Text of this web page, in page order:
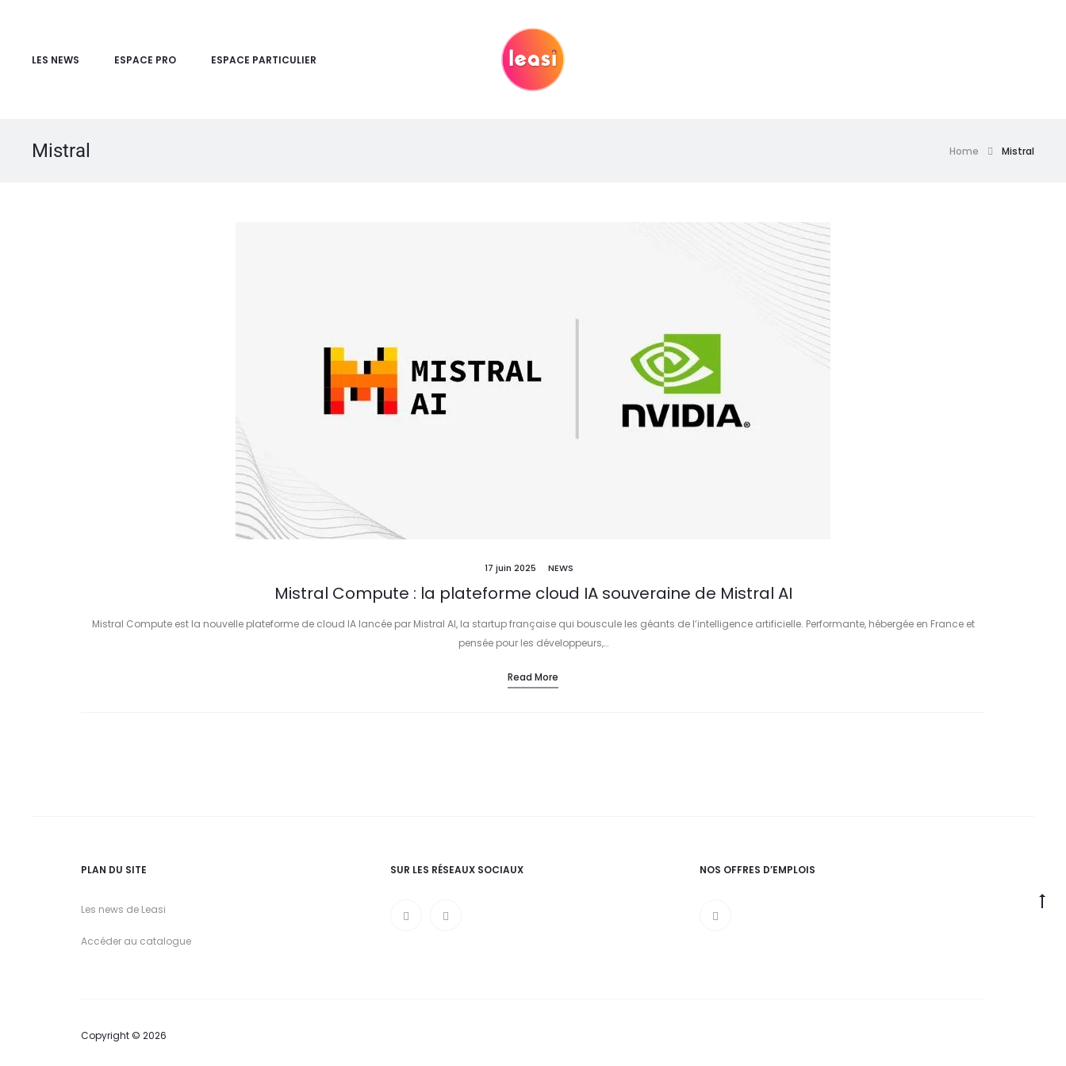
LES NEWS ESPACE PRO ESPACE PARTICULIER
Mistral Home Mistral
17 juin 2025 NEWS
Mistral Compute : la plateforme cloud IA souveraine de Mistral AI
Mistral Compute est la nouvelle plateforme de cloud IA lancée par Mistral AI, la startup française qui bouscule les géants de l’intelligence artificielle. Performante, hébergée en France et
pensée pour les développeurs,…
Read More
PLAN DU SITE
Les news de Leasi
Accéder au catalogue
SUR LES RÉSEAUX SOCIAUX NOS OFFRES D’EMPLOIS
Copyright © 2026